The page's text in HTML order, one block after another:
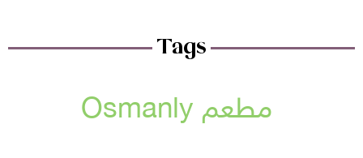
Tags
مطعم Osmanly